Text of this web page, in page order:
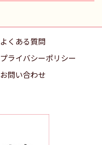
よくある質問
プライバシーポリシー
お問い合わせ